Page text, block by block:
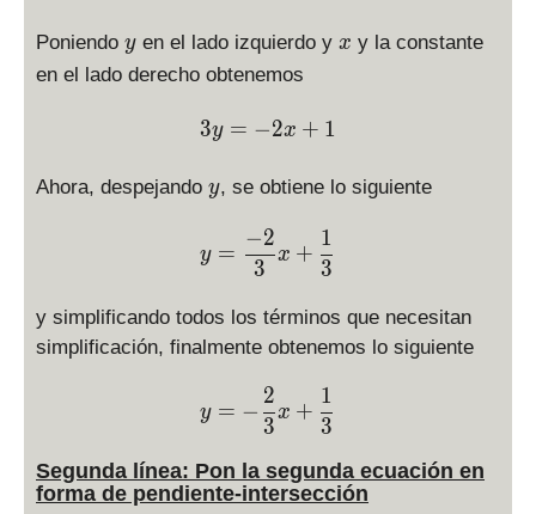
Poniendo y
yen el lado izquierdo y x
x y la constante
en el lado derecho obtenemos
\displaystyle 3y = -2x +1
3y = −2x + 1
Ahora, despejando y
y, se obtiene lo siguiente
\displaystyle y=\frac{-
y =
3
−2
x +
3
1
y simplificando todos los términos que necesitan
simplificación, finalmente obtenemos lo siguiente
\displaystyle y=-
y = −
3
2
x +
3
1
Segunda línea: Pon la segunda ecuación en
forma de pendiente-intersección